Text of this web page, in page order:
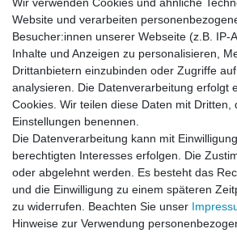
Zahlung und Versand
Impressum
Barrierefreiheitserklärung
Website und verarbeiten
Besucher:innen unserer Webseite (z.B. IP-
Inhalte und Anzeigen zu personalisieren,
Drittanbietern einzubinden oder Zugriffe
analysieren. Die Datenverarbeitung erfolgt
Cookies. Wir teilen diese Daten mit Dritten,
Einstellungen benennen.
Die Datenverarbeitung kann mit
berechtigten Interesses erfolgen. Die
oder abgelehnt werden. Es besteht das
und die Einwilligung zu einem späteren
zu widerrufen. Beachten Sie unser
Hinweise zur Verwendung